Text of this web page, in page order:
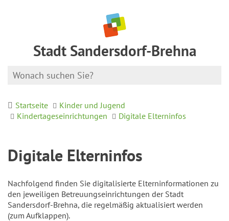
Stadt Sandersdorf-Brehna
Startseite
Kinder und Jugend
Kindertageseinrichtungen
Digitale Elterninfos
Digitale Elterninfos
Nachfolgend finden Sie digitalisierte Elterninformationen zu
den jeweiligen Betreuungseinrichtungen der Stadt
Sandersdorf-Brehna, die regelmäßig aktualisiert werden
(zum Aufklappen).